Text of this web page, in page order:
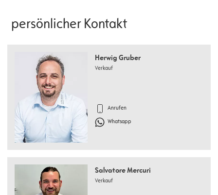
persönlicher Kontakt
Herwig Gruber
Verkauf
Anrufen
Whatsapp
Salvatore Mercuri
Verkauf